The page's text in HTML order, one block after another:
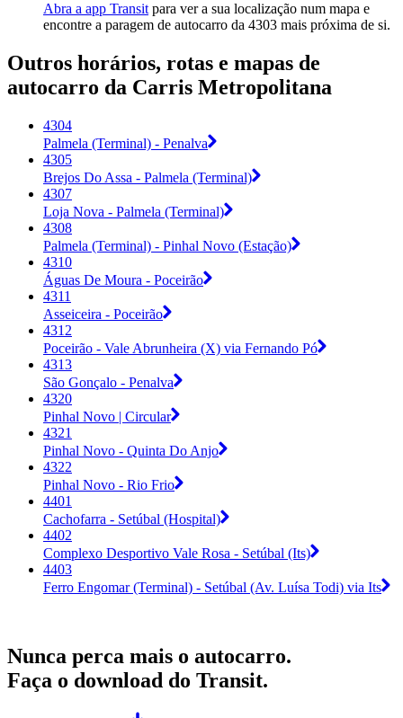
Abra a app Transit para ver a sua localização num mapa e
encontre a paragem de autocarro da 4303 mais próxima de si.
Outros horários, rotas e mapas de
autocarro da Carris Metropolitana
4304
Palmela (Terminal) - Penalva
4305
Brejos Do Assa - Palmela (Terminal)
4307
Loja Nova - Palmela (Terminal)
4308
Palmela (Terminal) - Pinhal Novo (Estação)
4310
Águas De Moura - Poceirão
4311
Asseiceira - Poceirão
4312
Poceirão - Vale Abrunheira (X) via Fernando Pó
4313
São Gonçalo - Penalva
4320
Pinhal Novo | Circular
4321
Pinhal Novo - Quinta Do Anjo
4322
Pinhal Novo - Rio Frio
4401
Cachofarra - Setúbal (Hospital)
4402
Complexo Desportivo Vale Rosa - Setúbal (Its)
4403
Ferro Engomar (Terminal) - Setúbal (Av. Luísa Todi) via Its
Nunca perca mais o autocarro.
Faça o download do Transit.